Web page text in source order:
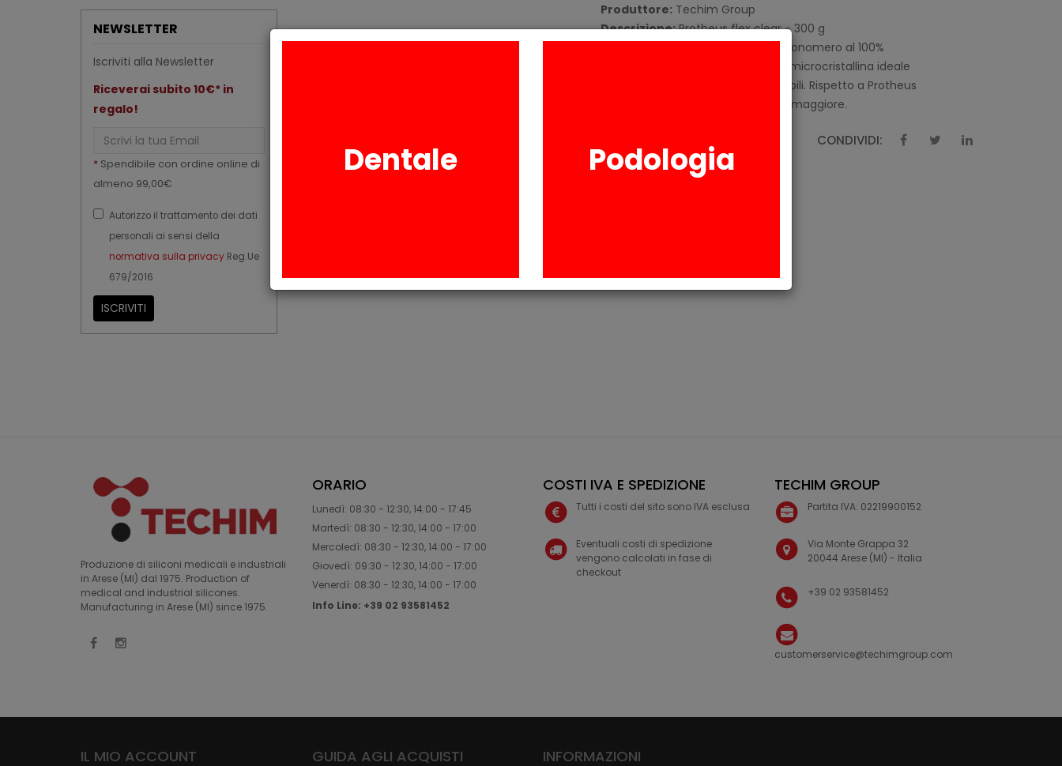
NEWSLETTER
Iscriviti alla Newsletter
Riceverai subito 10€* in
regalo!
Email
* Spendibile con ordine online di
almeno 99,00€
Autorizzo il trattamento dei dati
personali ai sensi della
normativa sulla privacy Reg.Ue
679/2016
ISCRIVITI
Produttore: Techim Group
Descrizione:Protheus flex clear - 300 g
Materiale termoplastico privo di monomero al 100%
PROTHEUS FLEX è una poliammide microcristallina ideale
per la realizzazione di protesi flessibili. Rispetto a Protheus
tradizionale presenta un’elasticità maggiore.
CONDIVIDI:
Produzione di siliconi medicali e industriali
in Arese (MI) dal 1975. Production of
medical and industrial silicones.
Manufacturing in Arese (MI) since 1975.
ORARIO
Lunedì: 08:30 - 12:30, 14:00 - 17:45
Martedì: 08:30 - 12:30, 14:00 - 17:00
Mercoledì: 08:30 - 12:30, 14:00 - 17:00
Giovedì: 09:30 - 12:30, 14:00 - 17:00
Venerdì: 08:30 - 12:30, 14:00 - 17:00
Info Line: +39 02 93581452
COSTI IVA E SPEDIZIONE
Tutti i costi del sito sono IVA esclusa
Eventuali costi di spedizione
vengono calcolati in fase di
checkout
TECHIM GROUP
Partita IVA: 02219900152
Via Monte Grappa 32
20044 Arese (MI) - Italia
+39 02 93581452
customerservice@techimgroup.com
IL MIO ACCOUNT GUIDA AGLI ACQUISTI INFORMAZIONI
Dentale Podologia